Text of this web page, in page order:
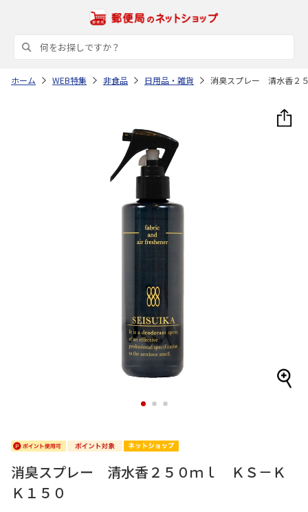
ホーム WEB特集 非食品 日用品・雑貨 消臭スプレー 清水香２
1 2 3
消臭スプレー 清水香２５０ｍｌ ＫＳ－Ｋ
Ｋ１５０